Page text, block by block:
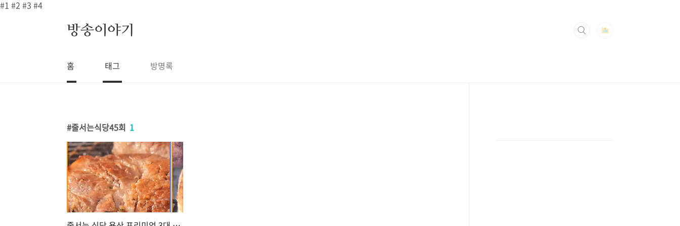
#1 #2 #3 #4
본문 바로가기
방송이야기
홈 태그 방명록
줄서는식당45회 1